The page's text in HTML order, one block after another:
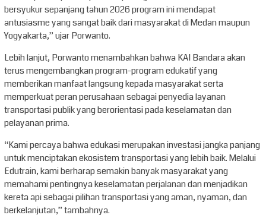
bersyukur sepanjang tahun 2026 program ini mendapat
antusiasme yang sangat baik dari masyarakat di Medan maupun
Yogyakarta,” ujar Porwanto.
Lebih lanjut, Porwanto menambahkan bahwa KAI Bandara akan
terus mengembangkan program-program edukatif yang
memberikan manfaat langsung kepada masyarakat serta
memperkuat peran perusahaan sebagai penyedia layanan
transportasi publik yang berorientasi pada keselamatan dan
pelayanan prima.
“Kami percaya bahwa edukasi merupakan investasi jangka panjang
untuk menciptakan ekosistem transportasi yang lebih baik. Melalui
Edutrain, kami berharap semakin banyak masyarakat yang
memahami pentingnya keselamatan perjalanan dan menjadikan
kereta api sebagai pilihan transportasi yang aman, nyaman, dan
berkelanjutan,” tambahnya.